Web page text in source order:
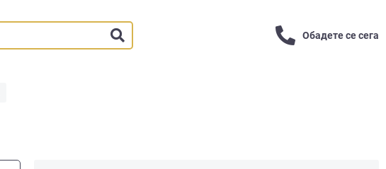
Обадете се сега